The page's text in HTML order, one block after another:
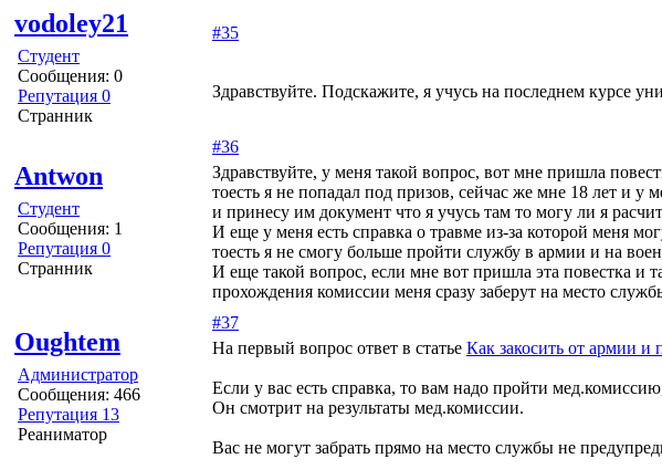
vodoley21
Студент
Сообщения: 0
Репутация 0
Странник
#35
Здравствуйте. Подскажите, я учусь на последнем курсе
Antwon
Студент
Сообщения: 1
Репутация 0
Странник
#36
Здравствуйте, у меня такой вопрос, вот мне пришла
тоесть я не попадал под призов, сейчас же мне 18 лет и у
и принесу им документ что я учусь там то могу ли я
И еще у меня есть справка о травме из-за которой меня
тоесть я не смогу больше пройти службу в армии и на
И еще такой вопрос, если мне вот пришла эта повестка и
прохождения комиссии меня сразу заберут на место
Oughtem
Администратор
Сообщения: 466
Репутация 13
Реаниматор
#37
На первый вопрос ответ в статье Как закосить от армии
Если у вас есть справка, то вам надо пройти
Он смотрит на результаты мед.комиссии.
Вас не могут забрать прямо на место службы не